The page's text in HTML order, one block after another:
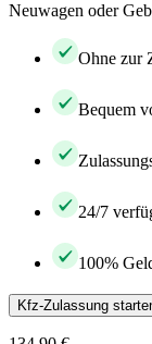
Neuwagen oder
Ohne zur
Bequem
24/7
100%
Kfz-Zulassung